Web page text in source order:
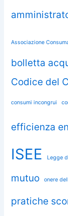
Associazione
bolletta
Codice del
consumi incongrui
efficienza
ISEE
Legge
mutuo onere
pratiche